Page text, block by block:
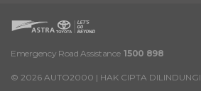
Emergency Road Assistance 1500 898
© 2026 AUTO2000 | HAK CIPTA DILINDUNGI